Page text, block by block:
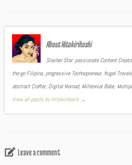
About Hitokirihoshi
Slasher Star: passionate Content
the-go Filipina, progressive Technopreneur, frugal
abstract Crafter, Digital Nomad, Millennial Babe,
View all posts by Hitokirihoshi →
Leave a comment